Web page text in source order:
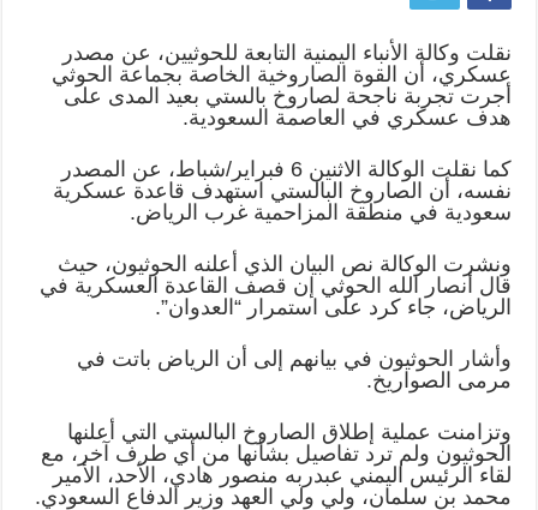
نقلت وكالة الأنباء اليمنية التابعة للحوثيين، عن مصدر
عسكري، أن القوة الصاروخية الخاصة بجماعة الحوثي
أجرت تجربة ناجحة لصاروخ بالستي بعيد المدى على
هدف عسكري في العاصمة السعودية.
كما نقلت الوكالة الاثنين 6 فبراير/شباط، عن المصدر
نفسه، أن الصاروخ البالستي استهدف قاعدة عسكرية
سعودية في منطقة المزاحمية غرب الرياض.
ونشرت الوكالة نص البيان الذي أعلنه الحوثيون، حيث
قال أنصار الله الحوثي إن قصف القاعدة العسكرية في
الرياض، جاء كرد على استمرار “العدوان”.
وأشار الحوثيون في بيانهم إلى أن الرياض باتت في
مرمى الصواريخ.
وتزامنت عملية إطلاق الصاروخ البالستي التي أعلنها
الحوثيون ولم ترد تفاصيل بشأنها من أي طرف آخر، مع
لقاء الرئيس اليمني عبدربه منصور هادي، الأحد، الأمير
محمد بن سلمان، ولي ولي العهد وزير الدفاع السعودي.